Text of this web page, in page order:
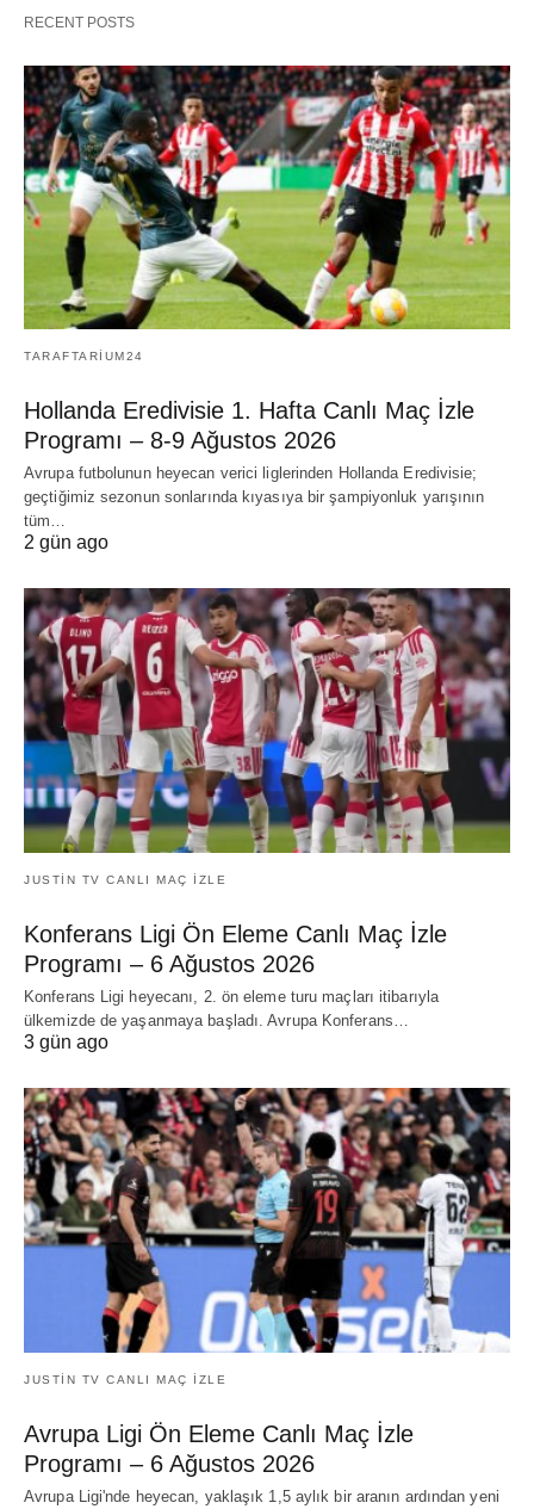
RECENT POSTS
TARAFTARIUM24
Hollanda Eredivisie 1. Hafta Canlı Maç İzle
Programı – 8-9 Ağustos 2026
Avrupa futbolunun heyecan verici liglerinden Hollanda Eredivisie;
geçtiğimiz sezonun sonlarında kıyasıya bir şampiyonluk yarışının
tüm…
2 gün ago
JUSTIN TV CANLI MAÇ İZLE
Konferans Ligi Ön Eleme Canlı Maç İzle
Programı – 6 Ağustos 2026
Konferans Ligi heyecanı, 2. ön eleme turu maçları itibarıyla
ülkemizde de yaşanmaya başladı. Avrupa Konferans…
3 gün ago
JUSTIN TV CANLI MAÇ İZLE
Avrupa Ligi Ön Eleme Canlı Maç İzle
Programı – 6 Ağustos 2026
Avrupa Ligi'nde heyecan, yaklaşık 1,5 aylık bir aranın ardından yeni